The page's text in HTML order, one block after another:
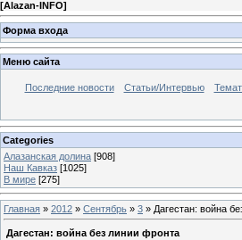
[Alazan-INFO]
Форма входа
Меню сайта
Последние новости Статьи/Интервью
Categories
Алазанская долина [908]
Наш Кавказ [1025]
В мире [275]
Главная » 2012 » Сентябрь » 3 » Дагестан: война
Дагестан: война без линии фронта